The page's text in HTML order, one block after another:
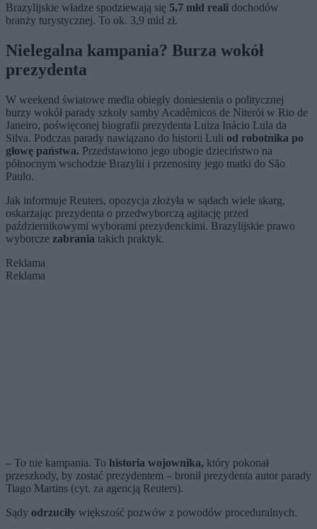
Brazylijskie władze spodziewają się 5,7 mld reali dochodów
branży turystycznej. To ok. 3,9 mld zł.
Nielegalna kampania? Burza wokół
prezydenta
W weekend światowe media obiegły doniesienia o politycznej
burzy wokół parady szkoły samby Acadêmicos de Niterói w Rio de
Janeiro, poświęconej biografii prezydenta Luiza Inácio Lula da
Silva. Podczas parady nawiązano do historii Luli od robotnika po
głowę państwa. Przedstawiono jego ubogie dzieciństwo na
północnym wschodzie Brazylii i przenosiny jego matki do São
Paulo.
Jak informuje Reuters, opozycja złożyła w sądach wiele skarg,
oskarżając prezydenta o przedwyborczą agitację przed
październikowymi wyborami prezydenckimi. Brazylijskie prawo
wyborcze zabrania takich praktyk.
Reklama
Reklama
– To nie kampania. To historia wojownika, który pokonał
przeszkody, by zostać prezydentem – bronił prezydenta autor parady
Tiago Martins (cyt. za agencją Reuters).
Sądy odrzuciły większość pozwów z powodów proceduralnych.